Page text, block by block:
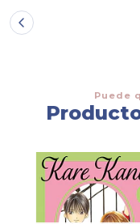
Puede